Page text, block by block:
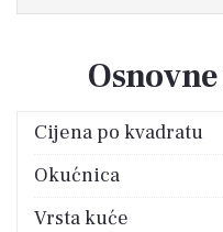
Cijena po kvadratu
Okućnica
Vrsta kuće